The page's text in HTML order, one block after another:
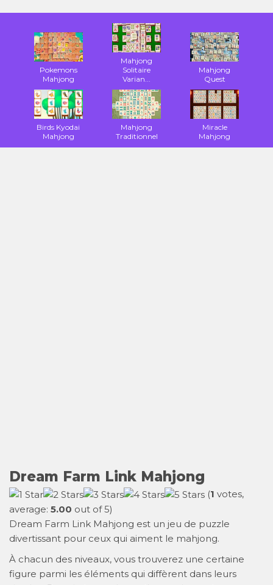
Pokemons
Mahjong
Mahjong
Solitaire
Varian...
Mahjong
Quest
Birds Kyodai
Mahjong
Mahjong
Traditionnel
Miracle
Mahjong
Dream Farm Link Mahjong
(1 votes,
average: 5.00 out of 5)
Dream Farm Link Mahjong est un jeu de puzzle
divertissant pour ceux qui aiment le mahjong.
À chacun des niveaux, vous trouverez une certaine
figure parmi les éléments qui diffèrent dans leurs